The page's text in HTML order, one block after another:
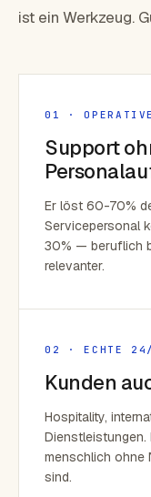
ist ein Werkzeug.
01 ·
Support
Er löst 60-70%
Servicepersonal
30% — beruflich
relevanter.
02 · ECHTE
Kunden
Hospitality,
Dienstleistungen.
menschlich ohne
sind.